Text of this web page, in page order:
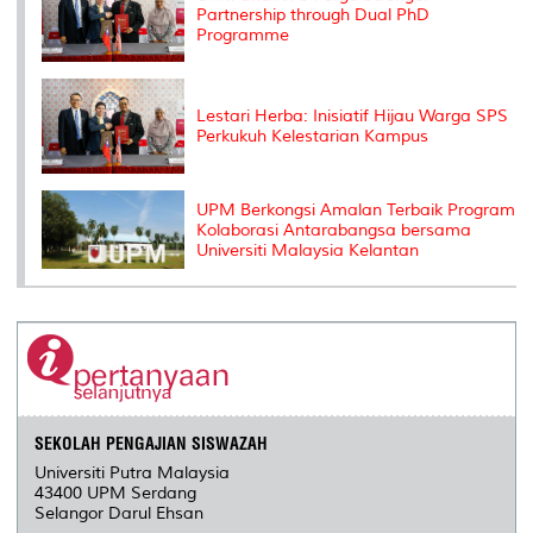
Partnership through Dual PhD
Programme
Lestari Herba: Inisiatif Hijau Warga SPS
Perkukuh Kelestarian Kampus
UPM Berkongsi Amalan Terbaik Program
Kolaborasi Antarabangsa bersama
Universiti Malaysia Kelantan
SEKOLAH PENGAJIAN SISWAZAH
Universiti Putra Malaysia
43400 UPM Serdang
Selangor Darul Ehsan